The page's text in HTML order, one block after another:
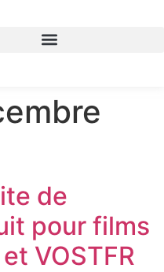
de
pour films
VOSTFR